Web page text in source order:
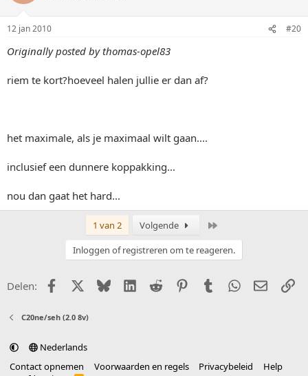
12 jan 2010 #20
Originally posted by thomas-opel83
riem te kort?hoeveel halen jullie er dan af?
het maximale, als je maximaal wilt gaan....
inclusief een dunnere koppakking...
nou dan gaat het hard...
1 van 2 Volgende
Inloggen of registreren om te reageren.
Delen: FacebookX (Twitter)
BlueskyLinkedIn
Reddit PinterestTumblr WhatsApp
E-mail
C20ne/seh (2.0 8v)
Nederlands
Contact opnemen
Voorwaarden en regels Privacybeleid
Help